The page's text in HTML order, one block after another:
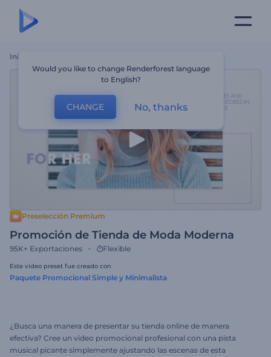
Inicio
Preselección Premium
Promoción de Tienda de Moda Moderna
95K+ Exportaciones Flexible
Este video preset fue creado con
Paquete Promocional Simple y Minimalista
¿Busca una manera de presentar su tienda online de manera
efectiva? Cree un video promocional profesional con una pista
musical picante simplemente ajustando las escenas de esta
Would you like to change Renderforest language
to English?
CHANGE No, thanks